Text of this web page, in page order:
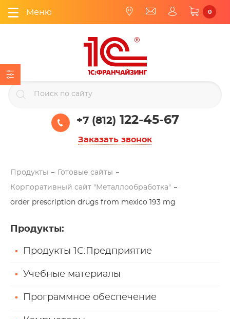
Меню 0
+7 (812) 122-45-67
Заказать звонок
Продукты Готовые сайты
Корпоративный сайт "Металлообработка"
order prescription drugs from mexico 193 mg
Продукты:
Продукты 1С:Предприятие
Учебные материалы
Программное обеспечение